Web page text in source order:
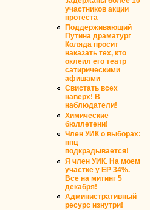
участников акции
протеста
Поддерживающий
Путина драматург
Коляда просит
наказать тех, кто
оклеил его театр
сатирическими
афишами
Свистать всех
наверх! В
наблюдатели!
Химические
бюллетени!
Член УИК о выборах:
ппц
подкрадывается!
Я член УИК. На моем
участке у ЕР 34%.
Все на митинг 5
декабря!
Административный
ресурс изнутри!